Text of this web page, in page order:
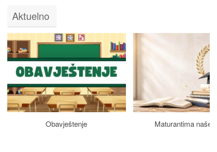
Aktuelno
Obavještenje Maturantima naše